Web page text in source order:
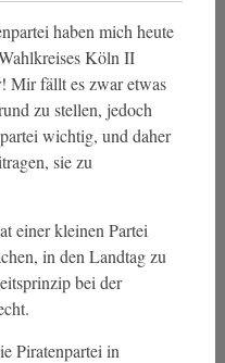
haben mich heute
Köln II
Mir fällt es zwar etwas
zu stellen, jedoch
wichtig, und daher
sie zu
einer kleinen Partei
in den Landtag zu
bei der
Piratenpartei in